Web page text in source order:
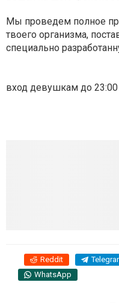
Мы проведем полное
твоего организма,
специально
вход девушкам до
Reddit
WhatsApp